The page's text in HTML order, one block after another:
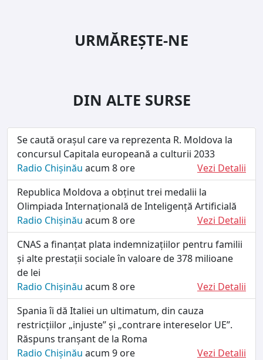
URMĂREȘTE-NE
DIN ALTE SURSE
Se caută orașul care va reprezenta R. Moldova la
concursul Capitala europeană a culturii 2033
Radio Chișinău acum 8 ore
Vezi Detalii
Republica Moldova a obținut trei medalii la
Olimpiada Internațională de Inteligență Artificială
Radio Chișinău acum 8 ore
Vezi Detalii
CNAS a finanțat plata indemnizațiilor pentru familii
și alte prestații sociale în valoare de 378 milioane
de lei
Radio Chișinău acum 8 ore
Vezi Detalii
Spania îi dă Italiei un ultimatum, din cauza
restricțiilor „injuste” și „contrare intereselor UE”.
Răspuns tranșant de la Roma
Radio Chișinău acum 9 ore
Vezi Detalii